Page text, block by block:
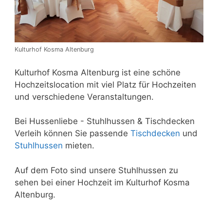
Kulturhof Kosma Altenburg
Kulturhof Kosma Altenburg ist eine schöne
Hochzeitslocation mit viel Platz für Hochzeiten
und verschiedene Veranstaltungen.
Bei Hussenliebe - Stuhlhussen & Tischdecken
Verleih können Sie passende Tischdecken und
Stuhlhussen mieten.
Auf dem Foto sind unsere Stuhlhussen zu
sehen bei einer Hochzeit im Kulturhof Kosma
Altenburg.